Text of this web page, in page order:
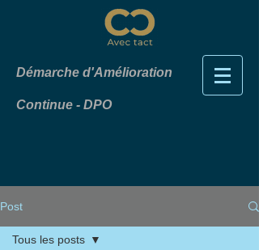
Démarche d'Amélioration
Continue - DPO
Post
Tous les posts